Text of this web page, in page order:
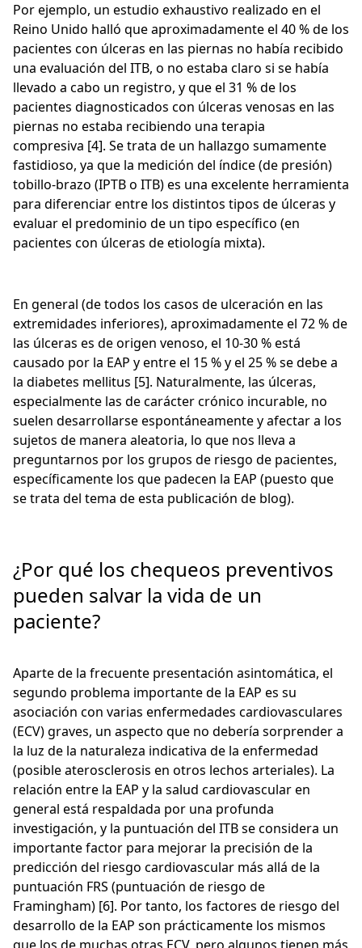
Por ejemplo, un estudio exhaustivo realizado en el
Reino Unido halló que aproximadamente el 40 % de los
pacientes con úlceras en las piernas no había recibido
una evaluación del ITB, o no estaba claro si se había
llevado a cabo un registro, y que el 31 % de los
pacientes diagnosticados con úlceras venosas en las
piernas no estaba recibiendo una terapia
compresiva [4]. Se trata de un hallazgo sumamente
fastidioso, ya que la medición del índice (de presión)
tobillo-brazo (IPTB o ITB) es una excelente herramienta
para diferenciar entre los distintos tipos de úlceras y
evaluar el predominio de un tipo específico (en
pacientes con úlceras de etiología mixta).
En general (de todos los casos de ulceración en las
extremidades inferiores), aproximadamente el 72 % de
las úlceras es de origen venoso, el 10-30 % está
causado por la EAP y entre el 15 % y el 25 % se debe a
la diabetes mellitus [5]. Naturalmente, las úlceras,
especialmente las de carácter crónico incurable, no
suelen desarrollarse espontáneamente y afectar a los
sujetos de manera aleatoria, lo que nos lleva a
preguntarnos por los grupos de riesgo de pacientes,
específicamente los que padecen la EAP (puesto que
se trata del tema de esta publicación de blog).
¿Por qué los chequeos preventivos
pueden salvar la vida de un
paciente?
Aparte de la frecuente presentación asintomática, el
segundo problema importante de la EAP es su
asociación con varias enfermedades cardiovasculares
(ECV) graves, un aspecto que no debería sorprender a
la luz de la naturaleza indicativa de la enfermedad
(posible aterosclerosis en otros lechos arteriales). La
relación entre la EAP y la salud cardiovascular en
general está respaldada por una profunda
investigación, y la puntuación del ITB se considera un
importante factor para mejorar la precisión de la
predicción del riesgo cardiovascular más allá de la
puntuación FRS (puntuación de riesgo de
Framingham) [6]. Por tanto, los factores de riesgo del
desarrollo de la EAP son prácticamente los mismos